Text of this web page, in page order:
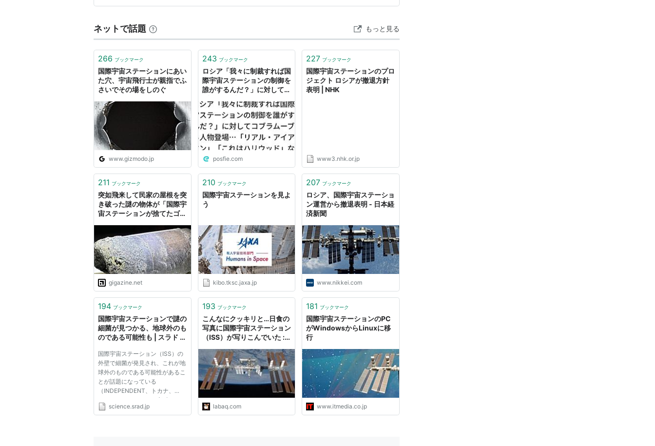
ロシア
ロシア連邦宇宙局（FSA）から基本機能モジュールのほか、2つの実験モジュール、居
住スペースとなる「ズヴェズダ」（ロシアのサービスモジュール）、搭乗員の緊急帰還
機（ソユーズ）などを担当している。
欧州諸国
欧州宇宙機関（ESA）から11か国（イギリス、フランス、ドイツ、イタリア、スイス、
スペイン、オランダ、ベルギー、デンマーク、ノルウェー、スウェーデン）が参加し、
主に実験モジュールを提供している。
日本
宇宙航空研究開発機構（JAXA）から日本実験棟「きぼう」を提供している。
「きぼう」日本実験棟http://kibo.jaxa.jp/
カナダ
カナダ宇宙庁からISSの組み立てや、装置の交換に使用するロボットアームを提供して
いる。カナダはこれまでにも、スペースシャトルで使われるロボットアーム（SRMS）
を製造した実績を持っている。
肉眼で見える宇宙建造物
人工衛星が肉眼で見えることはよく知られているが、国際宇宙ステーションは巨大なた
めあらかじめどこに現れるか知っていれば確実に観測できる。JAXAに出現時間と位置
の予報が出ている。
JAXA 「ISS・シャトルの位置情報」
関連サイト
JAXA宇宙ステーション・きぼう広報・情報センター
Yahoo! ニュース国際宇宙ステーション
一部では両方とも観測可能な地域があったり…
ネットで話題 もっと見る
266 ブックマーク
国際宇宙ステーションにあい
た穴、宇宙飛行士が親指でふ
さいでその場をしのぐ
www.gizmodo.jp
243 ブックマーク
ロシア「我々に制裁すれば国
際宇宙ステーションの制御を
誰がするんだ？」に対してコ
「リアル・アイアンマン」
「これはハリウッド」など
posfie.com
227 ブックマーク
国際宇宙ステーションのプロ
ジェクト ロシアが撤退方針
表明 | NHK
www3.nhk.or.jp
211 ブックマーク
突如飛来して民家の屋根を突
き破った謎の物体が「国際宇
宙ステーションが捨てたゴ
gigazine.net
210 ブックマーク
国際宇宙ステーションを見よ
う
kibo.tksc.jaxa.jp
207 ブックマーク
ロシア、国際宇宙ステーショ
ン運営から撤退表明 - 日本経
済新聞
www.nikkei.com
194 ブックマーク
国際宇宙ステーションで謎の
細菌が見つかる、地球外のも
のである可能性も | スラド サ
国際宇宙ステーション（ISS）の
外壁で細菌が発見され、これが地
球外のものである可能性があるこ
とが話題になっている
（INDEPENDENT、トカナ、
Slashdot）。 トカナの記事では
「“未知の生命”が国際宇宙ステー
science.srad.jp
193 ブックマーク
こんなにクッキリと…日食の
写真に国際宇宙ステーション
（ISS）が写りこんでいた :
labaq.com
181 ブックマーク
国際宇宙ステーションのPC
がWindowsからLinuxに移
行
www.itmedia.co.jp